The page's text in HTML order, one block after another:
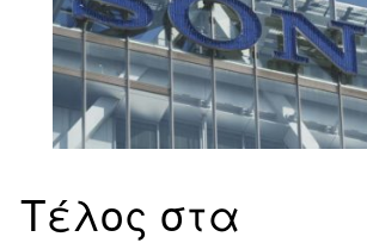
Τέλος στα